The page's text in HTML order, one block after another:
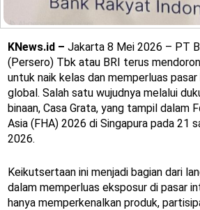
KNews.id – Jakarta 8 Mei 2026 – PT
(Persero) Tbk atau BRI terus
untuk naik kelas dan memperluas
global. Salah satu wujudnya melalui
binaan, Casa Grata, yang tampil dalam
Asia (FHA) 2026 di Singapura pada 21
2026.
Keikutsertaan ini menjadi bagian dari
dalam memperluas eksposur di pasar
hanya memperkenalkan produk,